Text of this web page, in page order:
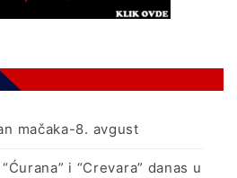
mačaka-8. avgust
i “Crevara” danas u